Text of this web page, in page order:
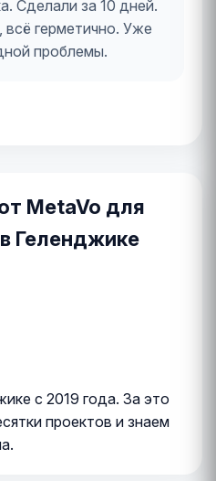
Сделали за 10 дней.
всё герметично. Уже
проблемы.
MetaVo для
Геленджике
с 2019 года. За это
проектов и знаем